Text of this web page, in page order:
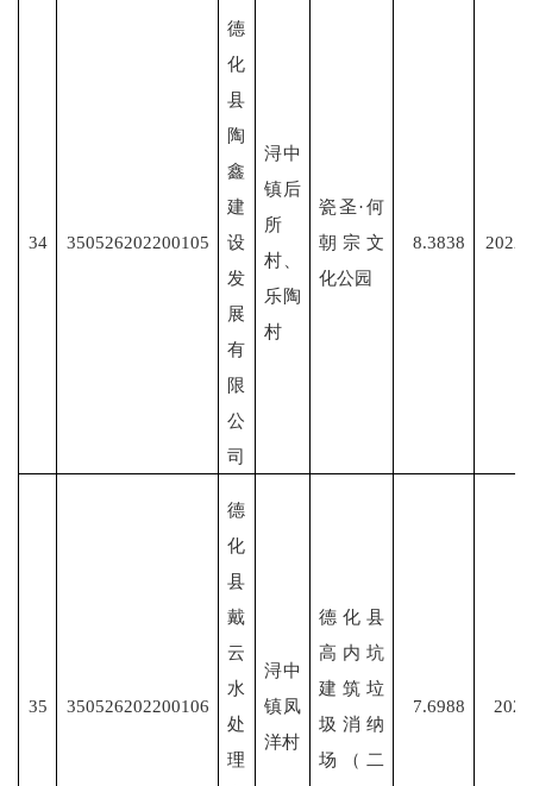
34 350526202200105
德
化
县
陶
鑫
建
设
发
展
有
限
公
司
浔中
镇后
所
村、
乐陶
村
瓷圣·何
朝宗文
化公园
8.3838 2022/
35 350526202200106
德
化
县
戴
云
水
处
理
浔中
镇凤
洋村
德化县
高内坑
建筑垃
圾消纳
场（二
7.6988